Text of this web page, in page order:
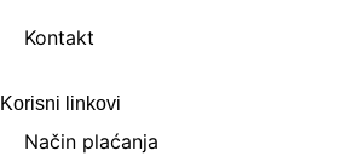
Kontakt
Korisni linkovi
Način plaćanja